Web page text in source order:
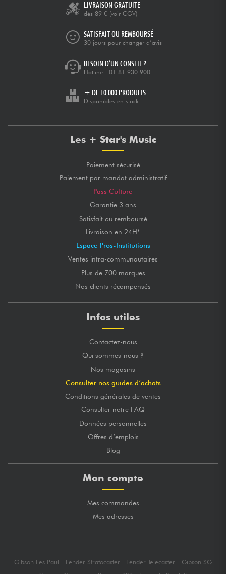
LIVRAISON GRATUITE
dès 89 € (voir CGV)
SATISFAIT OU REMBOURSÉ
30 jours pour changer d’avis
BESOIN D’UN CONSEIL ?
Hotline : 01 81 930 900
+ DE 10 000 PRODUITS
Disponibles en stock
Les + Star's Music
Paiement sécurisé
Paiement par mandat administratif
Pass Culture
Garantie 3 ans
Satisfait ou remboursé
Livraison en 24H*
Espace Pros-Institutions
Ventes intra-communautaires
Plus de 700 marques
Nos clients récompensés
Infos utiles
Contactez-nous
Qui sommes-nous ?
Nos magasins
Consulter nos guides d’achats
Conditions générales de ventes
Consulter notre FAQ
Données personnelles
Offres d’emplois
Blog
Mon compte
Mes commandes
Mes adresses
Gibson Les Paul Fender Stratocaster Fender Telecaster
Gibson SG